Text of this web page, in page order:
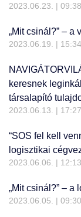
2023.06.23. 09:38
„Mit csinál?” – a
2023.06.19. 15:34
keresnek
társalapító
2023.06.13. 17:27
“SOS fel kell
logisztikai
2023.06.06. 12:13
„Mit csinál?” – a
2023.06.05. 09:30